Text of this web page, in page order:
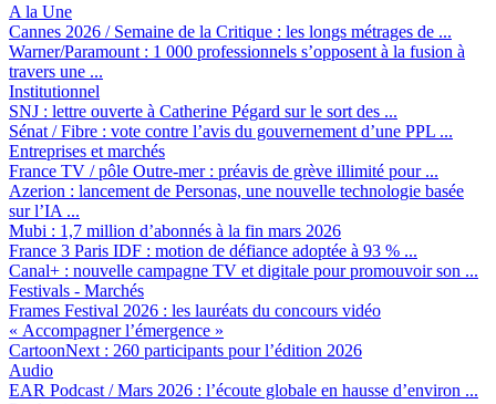
A la Une
Cannes 2026 / Semaine de la Critique : les longs métrages de ...
Warner/Paramount : 1 000 professionnels s’opposent à la fusion à
travers une ...
Institutionnel
SNJ : lettre ouverte à Catherine Pégard sur le sort des ...
Sénat / Fibre : vote contre l’avis du gouvernement d’une PPL ...
Entreprises et marchés
France TV / pôle Outre-mer : préavis de grève illimité pour ...
Azerion : lancement de Personas, une nouvelle technologie basée
sur l’IA ...
Mubi : 1,7 million d’abonnés à la fin mars 2026
France 3 Paris IDF : motion de défiance adoptée à 93 % ...
Canal+ : nouvelle campagne TV et digitale pour promouvoir son ...
Festivals - Marchés
Frames Festival 2026 : les lauréats du concours vidéo
« Accompagner l’émergence »
CartoonNext : 260 participants pour l’édition 2026
Audio
EAR Podcast / Mars 2026 : l’écoute globale en hausse d’environ ...